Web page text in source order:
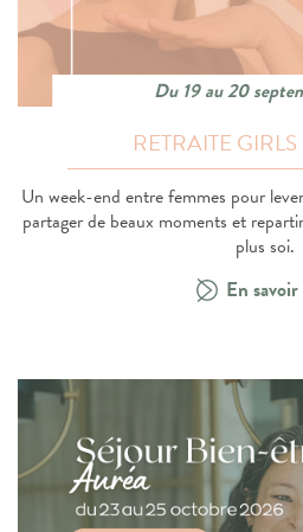
Du 19 au 20
RETRAITE
Un week-end entre femmes pour
partager de beaux moments et
plus soi.
En